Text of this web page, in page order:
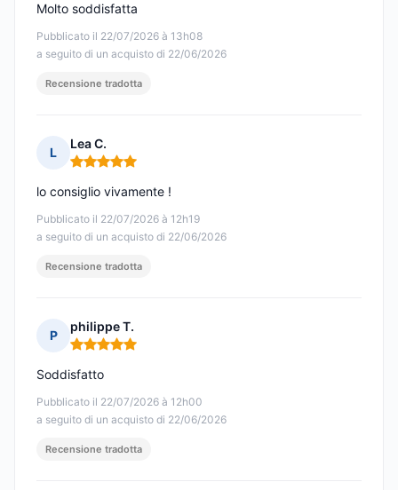
Pubblicato il 22/07/2026 à 13h08
a seguito di un acquisto di 22/06/2026
Molto soddisfatta
Recensione tradotta
L
Lea C.
Nota: 5 su 5
Pubblicato il 22/07/2026 à 12h19
a seguito di un acquisto di 22/06/2026
lo consiglio vivamente !
Recensione tradotta
P
philippe T.
Nota: 5 su 5
Pubblicato il 22/07/2026 à 12h00
a seguito di un acquisto di 22/06/2026
Soddisfatto
Recensione tradotta